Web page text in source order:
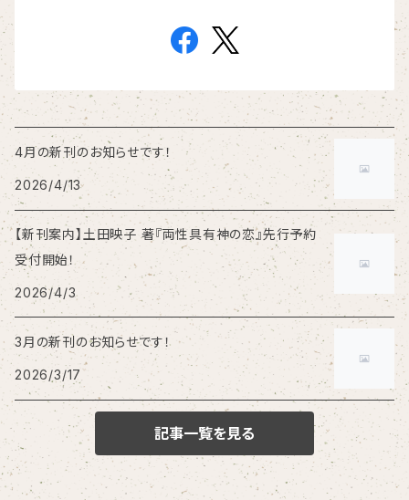
4月の新刊のお知らせです！
2026/4/13
【新刊案内】土田映子 著『両性具有神の恋』先行予約
受付開始！
2026/4/3
3月の新刊のお知らせです！
2026/3/17
記事一覧を見る